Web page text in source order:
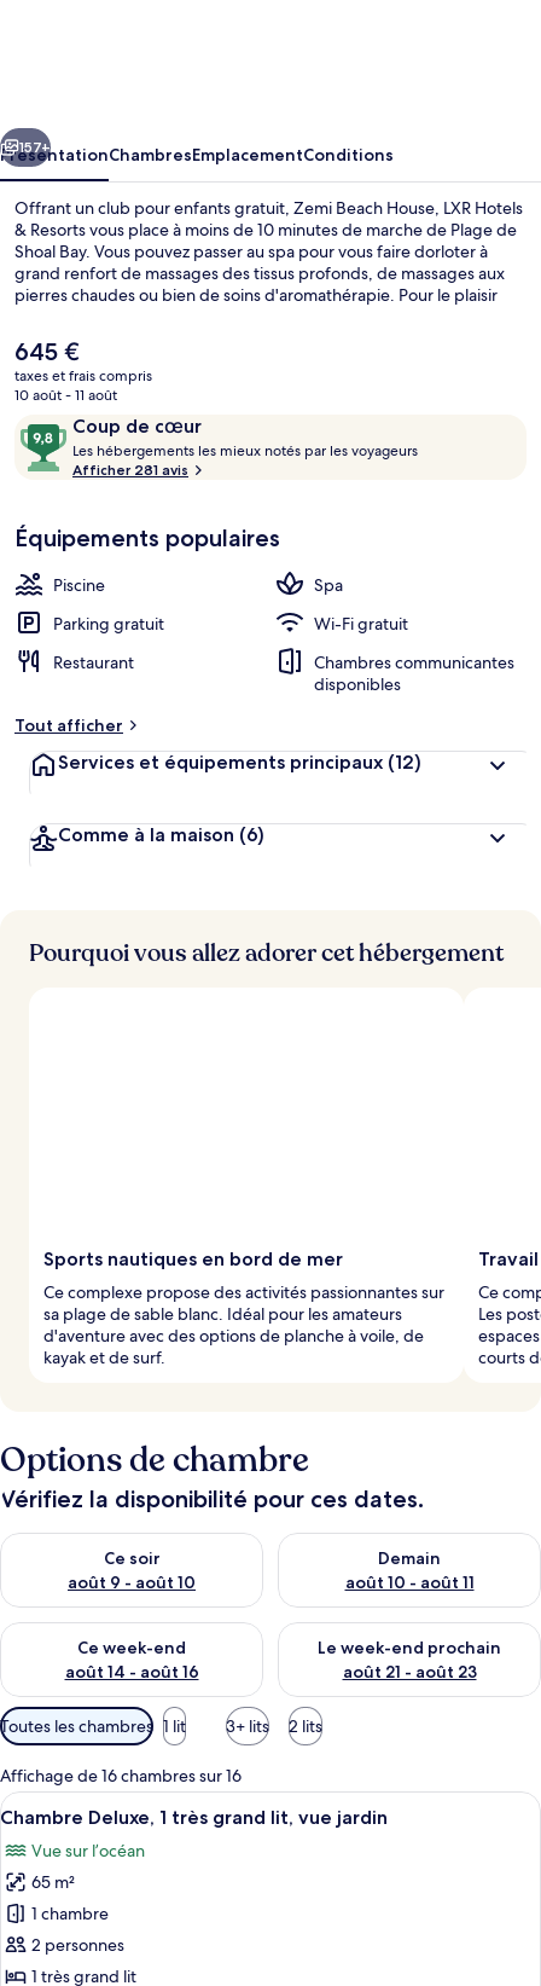
Hotels
&
Resorts
Suivant
157+
PrésentationChambresEmplacementConditions
Offrant un club pour enfants gratuit, Zemi Beach House, LXR Hotels
& Resorts vous place à moins de 10 minutes de marche de Plage de
Shoal Bay. Vous pouvez passer au spa pour vous faire dorloter à
grand renfort de massages des tissus profonds, de massages aux
pierres chaudes ou bien de soins d'aromathérapie. Pour le plaisir
sert des spécialités Cuisine internationale et est ouvert pour le petit
déjeuner, le déjeuner et le dîner. Ce complexe touristique de luxe
abrite en outre 3 piscines extérieures, un bar à la plage et un centre
de remise en forme. Les autres voyageurs adorent le personnel
attentionné et la proximité avec la plage.
Le
prix
actuel
de
645 €.
645 €
taxes et frais compris
10 août - 11 août
Avis
voyageurs
Coup de cœur
9,8
sur
10,
cœur
Les hébergements les mieux notés par les voyageurs
e
t
l
e
u
s
v
s
Afficher 281 avis
Équipements populaires
Piscine
Spa
Parking gratuit
Wi-Fi gratuit
Restaurant
Chambres communicantes
disponibles
Tout afficher
Services et équipements principaux (12)
Comme à la maison (6)
Pourquoi vous allez adorer cet hébergement
Sports nautiques en bord de mer
Ce complexe propose des activités passionnantes sur
sa plage de sable blanc. Idéal pour les amateurs
d'aventure avec des options de planche à voile, de
kayak et de surf.
Ce
Les
courts
Options de chambre
Vérifiez la disponibilité pour ces dates.
Ce soir
août 9 - août 10
Vérifier la disponibilité pour ce soir août 9 - août 10
Demain
août 10 - août 11
Vérifier la disponibilité pour
Ce week-end
août 14 - août 16
Vérifier la disponibilité pour ce week-end août 14 - août 16
Le week-end prochain
août 21 - août 23
Vérifier la disponibilité pour
Filtres
disponibles
pour
les
chambres
Toutes les chambres 1 lit 3+ lits 2 lits
Affichage de 16 chambres sur 16
Afficher
toutes
les
photos
pour
ce
type
Une salle de bain moderne avec
3
Chambre Deluxe, 1 très grand lit, vue jardin
Vue sur l’océan
65 m²
1 chambre
2 personnes
1 très grand lit